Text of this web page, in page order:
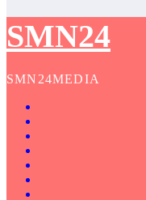
SMN24
SMN24MEDIA